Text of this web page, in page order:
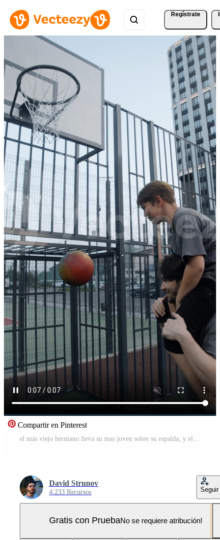
Regístrate
Compartir en Pinterest
David Strunov
4.233 Recursos Seguir
Gratis con PruebaNo se requiere atribución!